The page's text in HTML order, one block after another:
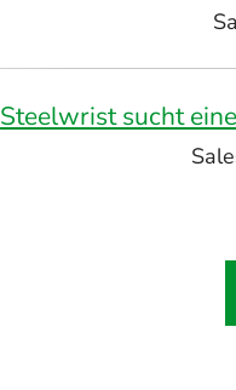
Steelwrist sucht